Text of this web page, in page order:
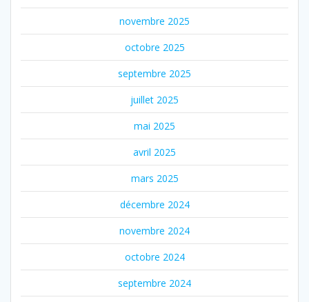
novembre 2025
octobre 2025
septembre 2025
juillet 2025
mai 2025
avril 2025
mars 2025
décembre 2024
novembre 2024
octobre 2024
septembre 2024